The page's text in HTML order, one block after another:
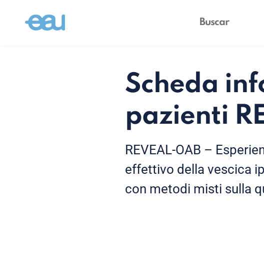
Scheda
pazienti
REVEAL-OAB –
effettivo della vescica
con metodi misti sulla